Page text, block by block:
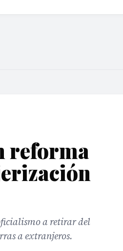
reforma
a retirar del
a extranjeros.